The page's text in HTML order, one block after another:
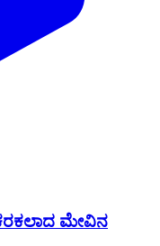
ಕರಕಲಾದ ಮೇವಿನ